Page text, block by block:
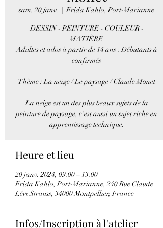
sam. 20 janv.
  |
Frida Kahlo, Port-Marianne
DESSIN - PEINTURE - COULEUR -
MATIÈRE
Adultes et ados à partir de 14 ans : Débutants à
confirmés
Thème : La neige / Le paysage / Claude Monet
La neige est un des plus beaux sujets de la
peinture de paysage, c'est aussi un sujet riche en
apprentissage technique.
Heure et lieu
20 janv. 2024, 09:00 – 13:00
Frida Kahlo, Port-Marianne, 240 Rue Claude
Lévi Strauss, 34000 Montpellier, France
Infos/Inscription à l'atelier